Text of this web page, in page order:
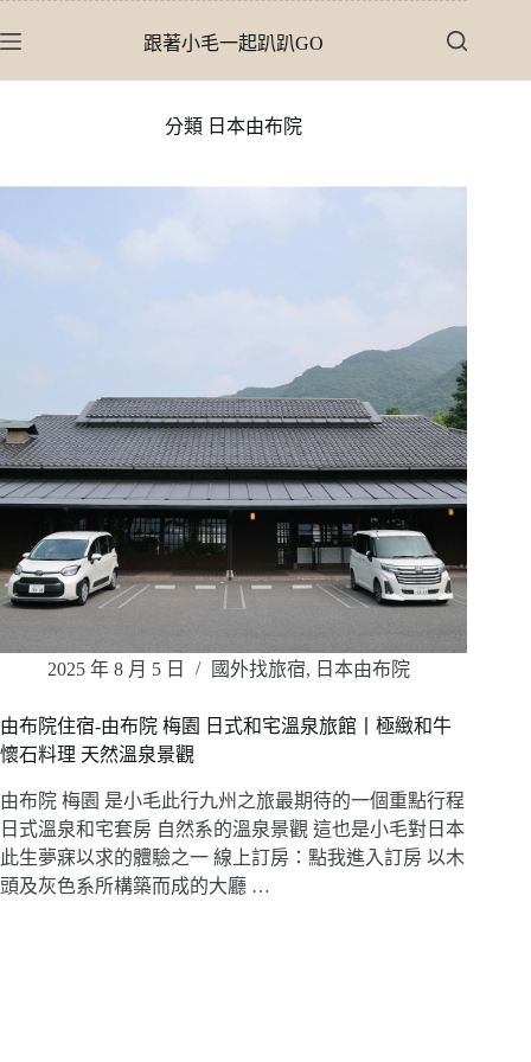
至
跟著小毛一起趴趴GO
分類 日本由布院
2025 年 8 月 5 日 國外找旅宿, 日本由布院
由布院住宿-由布院 梅園 日式和宅溫泉旅館丨極緻和牛
懷石料理 天然溫泉景觀
由布院 梅園 是小毛此行九州之旅最期待的一個重點行程
日式溫泉和宅套房 自然系的溫泉景觀 這也是小毛對日本
此生夢寐以求的體驗之一 線上訂房：點我進入訂房 以木
頭及灰色系所構築而成的大廳 …